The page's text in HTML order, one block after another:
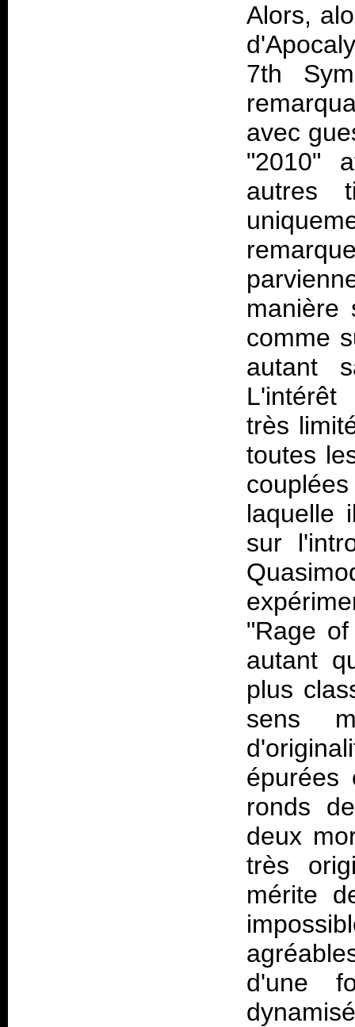
Alors,
7th
avec
"2010"
autres
manière
comme
autant
L'intérêt
très
toutes
laquelle
sur
"Rage
autant
plus
sens
épurées
ronds
deux
très
mérite
d'une